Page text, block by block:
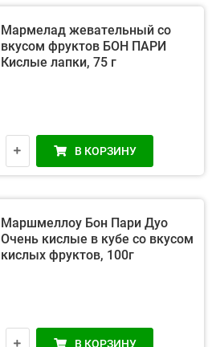
Мармелад жевательный со
вкусом фруктов БОН ПАРИ
Кислые лапки, 75 г
В КОРЗИНУ
Маршмеллоу Бон Пари Дуо
Очень кислые в кубе со вкусом
кислых фруктов, 100г
В КОРЗИНУ